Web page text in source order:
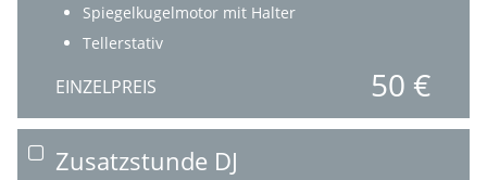
Spiegelkugelmotor mit Halter
Tellerstativ
EINZELPREIS 50 €
Zusatzstunde DJ